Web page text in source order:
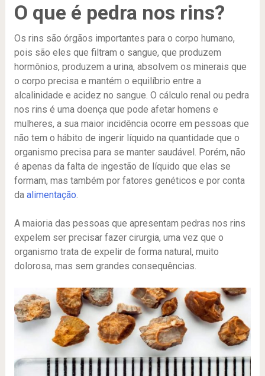
O que é pedra nos rins?
Os rins são órgãos importantes para o corpo humano,
pois são eles que filtram o sangue, que produzem
hormônios, produzem a urina, absolvem os minerais que
o corpo precisa e mantém o equilíbrio entre a
alcalinidade e acidez no sangue. O cálculo renal ou pedra
nos rins é uma doença que pode afetar homens e
mulheres, a sua maior incidência ocorre em pessoas que
não tem o hábito de ingerir líquido na quantidade que o
organismo precisa para se manter saudável. Porém, não
é apenas da falta de ingestão de líquido que elas se
formam, mas também por fatores genéticos e por conta
da alimentação.
A maioria das pessoas que apresentam pedras nos rins
expelem ser precisar fazer cirurgia, uma vez que o
organismo trata de expelir de forma natural, muito
dolorosa, mas sem grandes consequências.